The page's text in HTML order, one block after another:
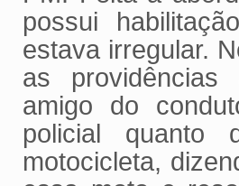
possui
estava irregular.
as providências
amigo do
policial
motocicleta,